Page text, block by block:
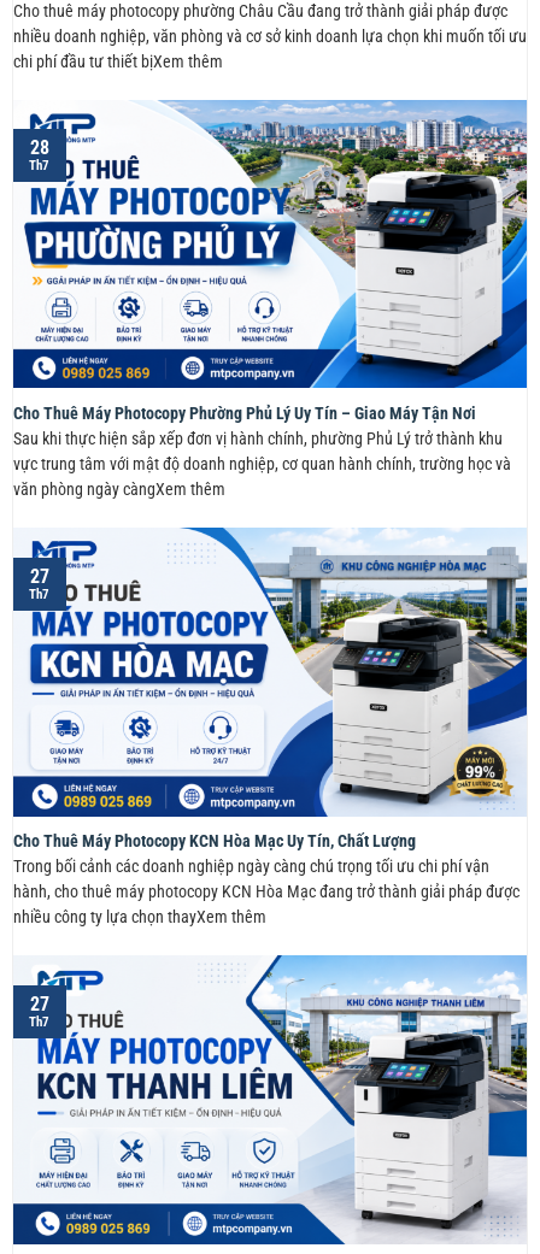
Cho thuê máy photocopy phường Châu Cầu đang trở thành giải pháp được
nhiều doanh nghiệp, văn phòng và cơ sở kinh doanh lựa chọn khi muốn tối ưu
chi phí đầu tư thiết bịXem thêm
Cho Thuê Máy Photocopy Phường Phủ Lý Uy Tín – Giao Máy Tận Nơi
Sau khi thực hiện sắp xếp đơn vị hành chính, phường Phủ Lý trở thành khu
vực trung tâm với mật độ doanh nghiệp, cơ quan hành chính, trường học và
văn phòng ngày càngXem thêm
28
Th7
Cho Thuê Máy Photocopy KCN Hòa Mạc Uy Tín, Chất Lượng
Trong bối cảnh các doanh nghiệp ngày càng chú trọng tối ưu chi phí vận
hành, cho thuê máy photocopy KCN Hòa Mạc đang trở thành giải pháp được
nhiều công ty lựa chọn thayXem thêm
27
Th7
27
Th7